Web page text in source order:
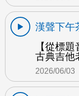
漢聲下午
【從標
古典吉他
2026/06/03